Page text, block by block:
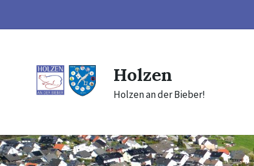
content
main
footer
Holzen
Holzen an der Bieber!